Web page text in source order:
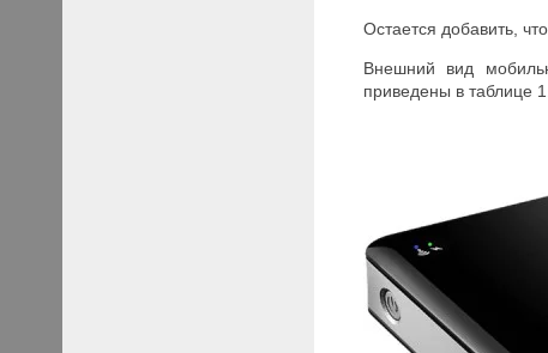
Остается добавить,
Внешний вид
приведены в таблице 1.